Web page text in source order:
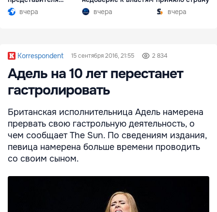
Южной Осетии
вчера
вчера
разгар кризиса
вчера
Korrespondent 15 сентября 2016, 21:55 2 834
Адель на 10 лет перестанет
гастролировать
Британская исполнительница Адель намерена
прервать свою гастрольную деятельность, о
чем сообщает The Sun. По сведениям издания,
певица намерена больше времени проводить
со своим сыном.